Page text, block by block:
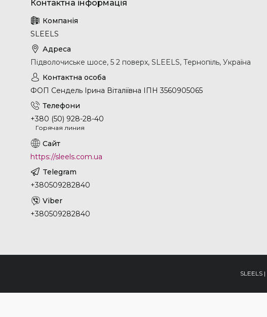
SLEELS
Підволочиське шосе, 5 2 поверх, SLEELS, Тернопіль, Україна
ФОП Сендель Ірина Віталіївна ІПН 3560905065
+380 (50) 928-28-40
Горячая линия
https://sleels.com.ua
+380509282840
+380509282840
SLEELS |